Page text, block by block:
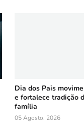
Dia dos Pais
e fortalece tradição
família
05 Agosto, 2026